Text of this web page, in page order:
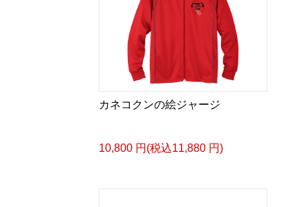
カネコクンの絵ジャージ
10,800 円(税込11,880 円)